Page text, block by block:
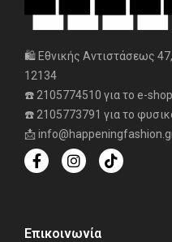
🛍️ Εθνικής Αντιστάσεως
12134
☎️ 2105774510 για το e-shop
☎️ 2105773791 για το
📩
Επικοινωνία